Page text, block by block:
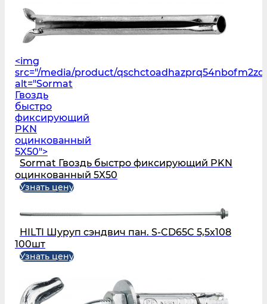
<img
src="/media/product/
alt="Sormat
Гвоздь
быстро
фиксирующий
PKN
оцинкованный
5X50">
Sormat Гвоздь быстро фиксирующий PKN
оцинкованный 5X50
Узнать цену
HILTI Шуруп сэндвич пан. S-CD65C 5,5x108
100шт
Узнать цену